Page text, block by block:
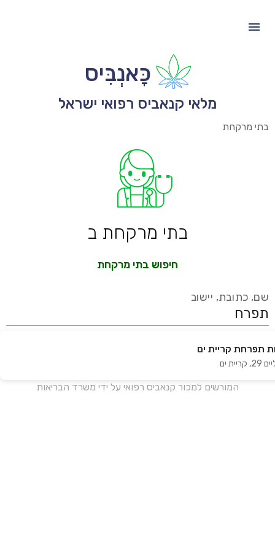
כָּאנְבִּיס
מלאי קנאביס רפואי ישראל
בתי מרקחת
בתי מרקחת ב
חיפוש בתי מרקחת
שם, כתובת, יישוב
אנחנו מעודכנים בזמן אמת מול עשרות בתי מרקחת ברחבי הארץ
המורשים למכור קנאביס רפואי על ידי משרד הבריאות
תפרחת קריית ים
29
, קריית ים